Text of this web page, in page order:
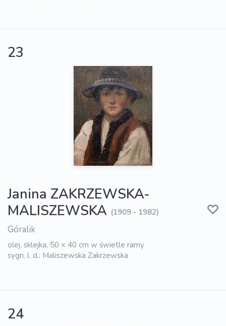
23
Janina ZAKRZEWSKA-
MALISZEWSKA (1909 - 1982)
Góralik
olej, sklejka, 50 × 40 cm w świetle ramy
sygn. l. d.: Maliszewska Zakrzewska
24